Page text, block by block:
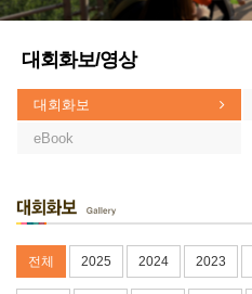
대회화보/영상
대회화보
eBook
전체 2025 2024 2023